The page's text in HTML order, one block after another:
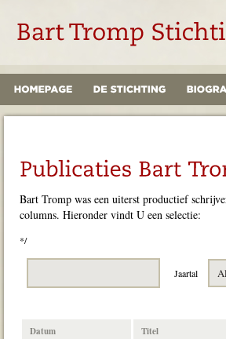
Bart Tromp was een uiterst productief
columns. Hieronder vindt U een selectie:
*/
Jaartal
Datum Titel